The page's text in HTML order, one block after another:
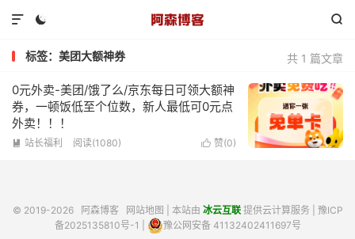
 

共 1 篇文章
标签：美团大额神券
0元外卖-美团/饿了么/京东每日可领大额神
券，一顿饭低至个位数，新人最低可0元点
外卖！！！
 赞(0)
 站长福利 阅读(1080)
© 2019-2026 阿森博客 网站地图 | 本站由 冰云互联提供云计算服务 | 豫ICP
备2025135810号-1
豫公网安备 41132402411697号